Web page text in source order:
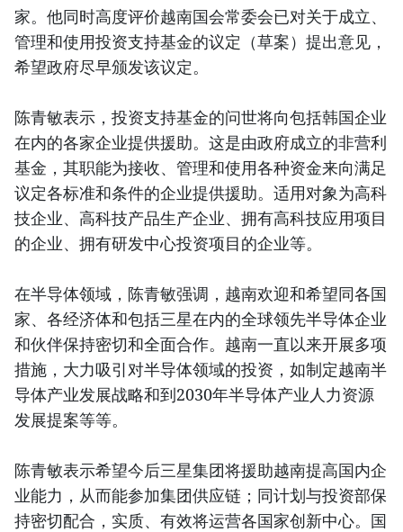
家。他同时高度评价越南国会常委会已对关于成立、
管理和使用投资支持基金的议定（草案）提出意见，
希望政府尽早颁发该议定。
陈青敏表示，投资支持基金的问世将向包括韩国企业
在内的各家企业提供援助。这是由政府成立的非营利
基金，其职能为接收、管理和使用各种资金来向满足
议定各标准和条件的企业提供援助。适用对象为高科
技企业、高科技产品生产企业、拥有高科技应用项目
的企业、拥有研发中心投资项目的企业等。
在半导体领域，陈青敏强调，越南欢迎和希望同各国
家、各经济体和包括三星在内的全球领先半导体企业
和伙伴保持密切和全面合作。越南一直以来开展多项
措施，大力吸引对半导体领域的投资，如制定越南半
导体产业发展战略和到2030年半导体产业人力资源
发展提案等等。
陈青敏表示希望今后三星集团将援助越南提高国内企
业能力，从而能参加集团供应链；同计划与投资部保
持密切配合，实质、有效将运营各国家创新中心。国